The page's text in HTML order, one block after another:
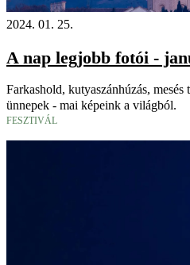
2024. 01. 25.
A nap legjobb fotói -
Farkashold, kutyaszánhúzás,
ünnepek - mai képeink a világból.
FESZTIVÁL